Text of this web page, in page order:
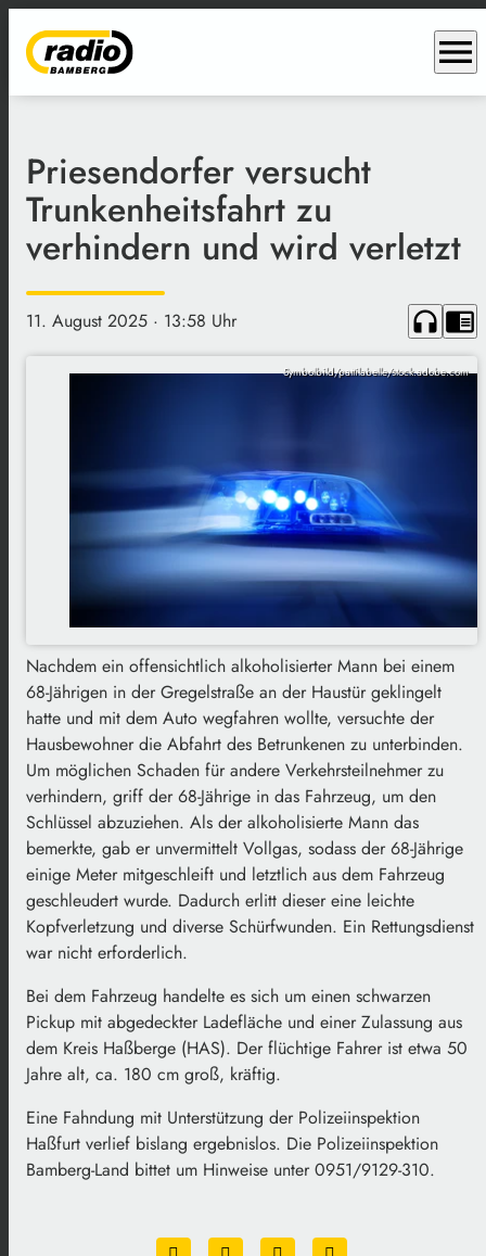
menu
Priesendorfer versucht
Trunkenheitsfahrt zu
verhindern und wird verletzt
11. August 2025 · 13:58 Uhr headphones chrome_reader_mode
Symbolbild/pattilabelle/stock.adobe.com
Nachdem ein offensichtlich alkoholisierter Mann bei einem
68-Jährigen in der Gregelstraße an der Haustür geklingelt
hatte und mit dem Auto wegfahren wollte, versuchte der
Hausbewohner die Abfahrt des Betrunkenen zu unterbinden.
Um möglichen Schaden für andere Verkehrsteilnehmer zu
verhindern, griff der 68-Jährige in das Fahrzeug, um den
Schlüssel abzuziehen. Als der alkoholisierte Mann das
bemerkte, gab er unvermittelt Vollgas, sodass der 68-Jährige
einige Meter mitgeschleift und letztlich aus dem Fahrzeug
geschleudert wurde. Dadurch erlitt dieser eine leichte
Kopfverletzung und diverse Schürfwunden. Ein Rettungsdienst
war nicht erforderlich.
Bei dem Fahrzeug handelte es sich um einen schwarzen
Pickup mit abgedeckter Ladefläche und einer Zulassung aus
dem Kreis Haßberge (HAS). Der flüchtige Fahrer ist etwa 50
Jahre alt, ca. 180 cm groß, kräftig.
Eine Fahndung mit Unterstützung der Polizeiinspektion
Haßfurt verlief bislang ergebnislos. Die Polizeiinspektion
Bamberg-Land bittet um Hinweise unter 0951/9129-310.